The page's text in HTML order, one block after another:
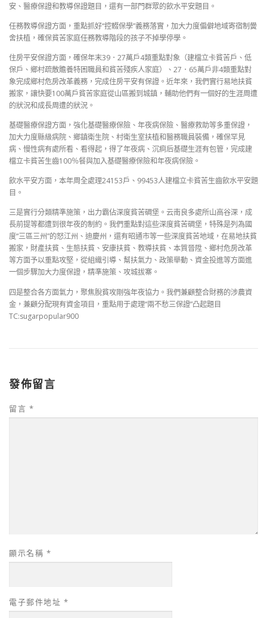
安、醫療保證和教導保證題目，還有一部門群眾的飲水平安題目。
任務教導保證方面，重點抓好“控輟保學”義務落實，加大力度偏僻地域寄宿制黌
舍扶植，確保貧苦家庭任務教導階段的孩子不掉學停學。
住房平安保證方面，確保年末39．27萬戶4類重點對象（建檔立卡貧苦戶、低
保戶、鄉村疏散贍養特困職員和貧苦殘疾人家庭）、27．65萬戶非4類重點對
象完成鄉村危房改革義務，完成住房平安有保證。近年來，我們實行易地扶貧
搬家，讓快要100萬戶貧苦家庭從山區搬到城鎮，輔助他們有一個好的生涯周遭
的狀況和成長周遭的狀況。
基礎醫療保證方面，強化基礎醫療保險、年夜病保險、醫療救助等多重保證，
加大力度縣級病院、鄉鎮衛生院、村衛生室扶植和醫務職員裝備，確保罕見
病、慢性病有處所看、看得起，得了年夜病、沉痾后基礎生涯有包管，完成建
檔立卡貧苦生齒100％餐與加入基礎醫療保險和年夜病保險。
飲水平安方面，本年周全處理24153戶、99453人建檔立卡貧苦生齒飲水平安題
目。
三是實行分類精準施策，出力霸佔深度貧苦碉堡。云南良多處所山高谷深，成
長前提等都遭到很年夜的制約。我們重點對這些深度貧苦碉堡，特殊是列為國
度“三區三州”的怒江州、迪慶州，還有昭通市等一些深度貧苦地域，在易地扶貧
搬家，財產扶貧、生態扶貧、安康扶貧、教導扶貧、本質晉陞、鄉村危房改革
等方面予以重點攻堅，從組織引導、幫扶氣力、政策舉動、資金投進等方面進
一個步驟加大力度保證，精準施策、攻城拔寨。
四是整合各方面氣力，聚焦脫貧攻剛強年夜協力。我們兼顧整合財務的涉農資
金，兼顧分配現有資金項目，重點用于處理“兩不愁三保證”凸起題目
TC:sugarpopular900
發佈留言
留言 *
顯示名稱 *
電子郵件地址 *